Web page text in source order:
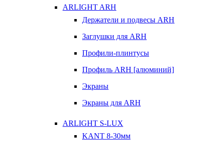
ARLIGHT ARH
Держатели и подвесы ARH
Заглушки для ARH
Профили-плинтусы
Профиль ARH [алюминий]
Экраны
Экраны для ARH
ARLIGHT S-LUX
KANT 8-30мм